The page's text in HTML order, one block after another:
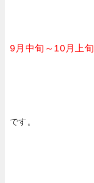
9月中旬～10月上旬
です。